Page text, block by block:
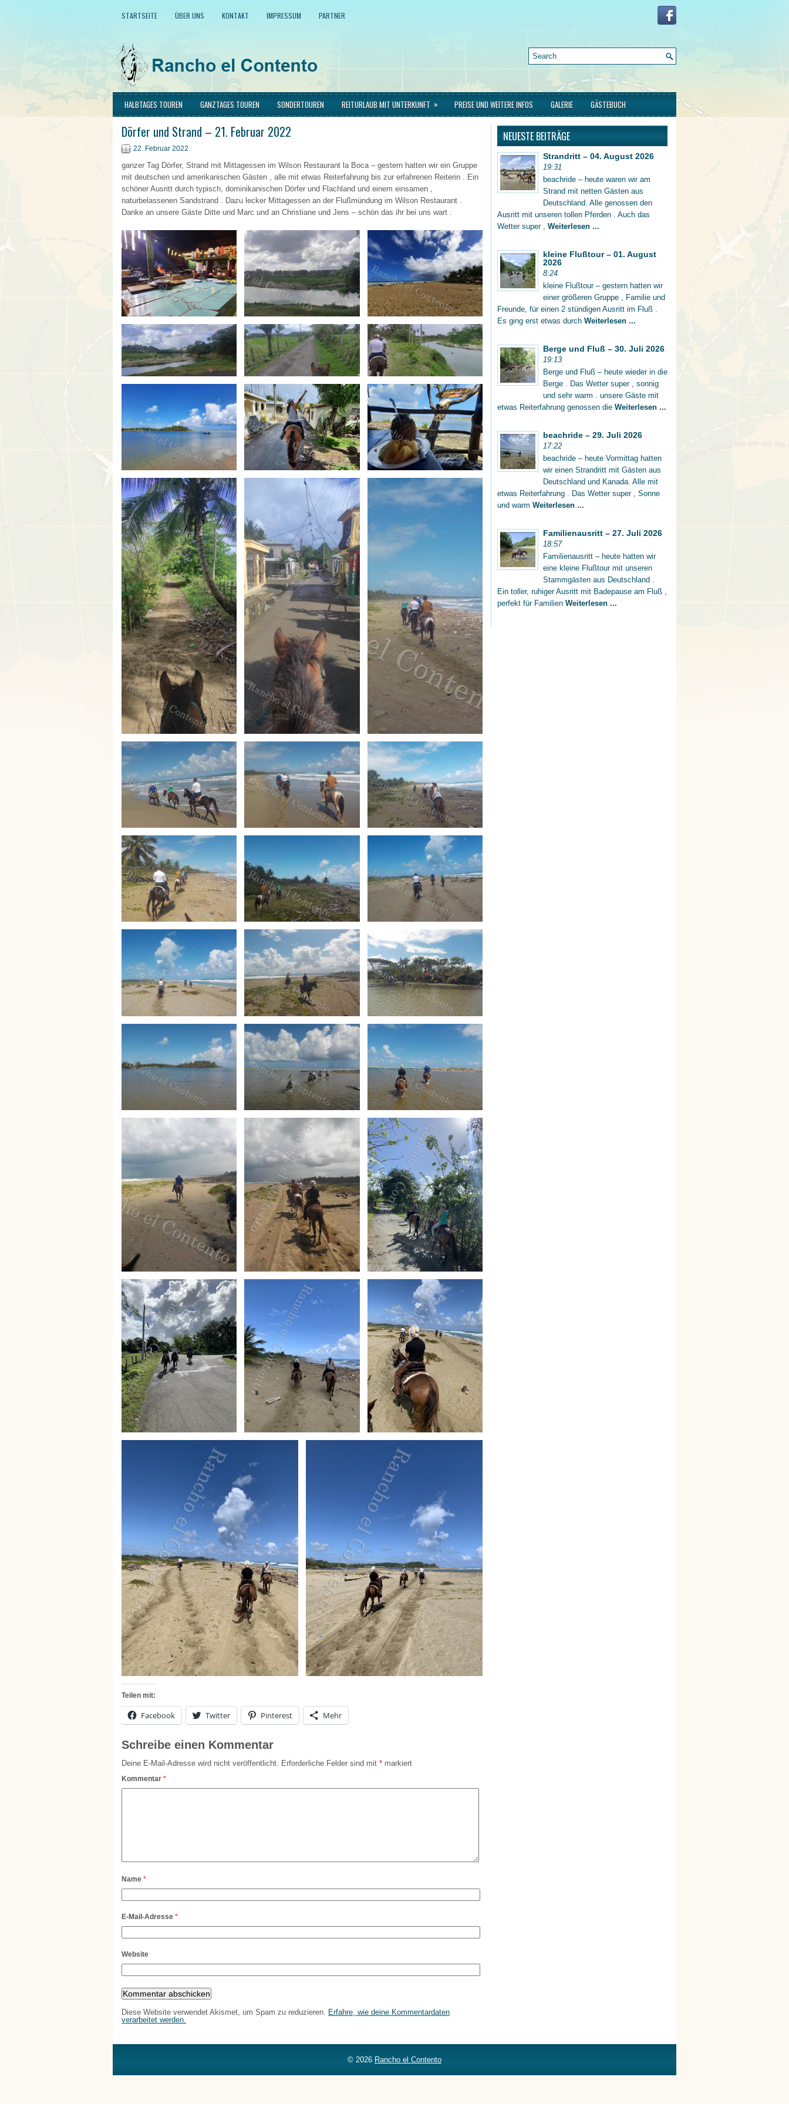
STARTSEITE ÜBER UNS KONTAKT IMPRESSUM PARTNER
HALBTAGES TOUREN GANZTAGES TOUREN SONDERTOUREN REITURLAUB MIT UNTERKUNFT » PREISE UND WEITERE INFOS GALERIE GÄSTEBUCH
Dörfer und Strand – 21. Februar 2022
22. Februar 2022
ganzer Tag Dörfer, Strand mit Mittagessen im Wilson Restaurant la Boca – gestern hatten wir ein Gruppe
mit deutschen und amerikanischen Gästen , alle mit etwas Reiterfahrung bis zur erfahrenen Reiterin . Ein
schöner Ausritt durch typisch, dominikanischen Dörfer und Flachland und einem einsamen ,
naturbelassenen Sandstrand . Dazu lecker Mittagessen an der Flußmündung im Wilson Restaurant .
Danke an unsere Gäste Ditte und Marc und an Christiane und Jens – schön das ihr bei uns wart .
Teilen mit:
Facebook Twitter Pinterest Mehr
Schreibe einen Kommentar
Deine E-Mail-Adresse wird nicht veröffentlicht. Erforderliche Felder sind mit * markiert
Kommentar *
Name *
E-Mail-Adresse *
Website
Diese Website verwendet Akismet, um Spam zu reduzieren. Erfahre, wie deine Kommentardaten
verarbeitet werden.
NEUESTE BEITRÄGE
Strandritt – 04. August 2026
19:31
beachride – heute waren wir am
Strand mit netten Gästen aus
Deutschland. Alle genossen den
Ausritt mit unseren tollen Pferden . Auch das
Wetter super , Weiterlesen ...
kleine Flußtour – 01. August
2026
8:24
kleine Flußtour – gestern hatten wir
einer größeren Gruppe , Familie und
Freunde, für einen 2 stündigen Ausritt im Fluß .
Es ging erst etwas durch Weiterlesen ...
Berge und Fluß – 30. Juli 2026
19:13
Berge und Fluß – heute wieder in die
Berge . Das Wetter super , sonnig
und sehr warm . unsere Gäste mit
etwas Reiterfahrung genossen die Weiterlesen ...
beachride – 29. Juli 2026
17:22
beachride – heute Vormittag hatten
wir einen Strandritt mit Gästen aus
Deutschland und Kanada. Alle mit
etwas Reiterfahrung . Das Wetter super , Sonne
und warm Weiterlesen ...
Familienausritt – 27. Juli 2026
18:57
Familienausritt – heute hatten wir
eine kleine Flußtour mit unseren
Stammgästen aus Deutschland .
Ein toller, ruhiger Ausritt mit Badepause am Fluß ,
perfekt für Familien Weiterlesen ...
© 2026 Rancho el Contento